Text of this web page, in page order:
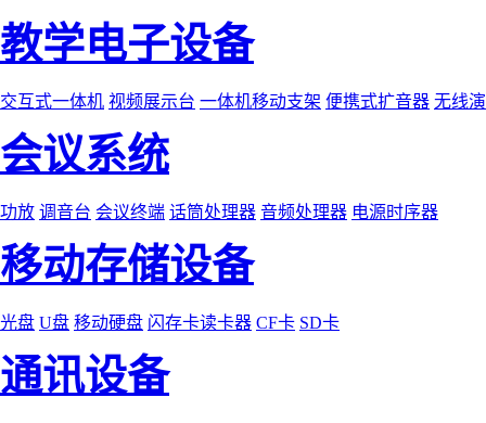
教学电子设备
交互式一体机 视频展示台 一体机移动支架 便携式扩音器 无线
会议系统
功放 调音台 会议终端 话筒处理器 音频处理器 电源时序器
移动存储设备
光盘 U盘 移动硬盘 闪存卡读卡器 CF卡 SD卡
通讯设备